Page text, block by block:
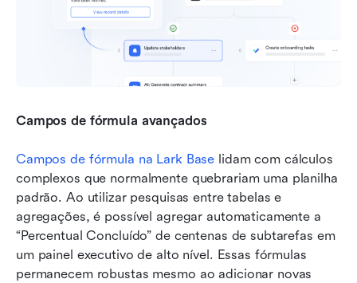
Campos de fórmula avançados
Campos de fórmula na Lark Base lidam com cálculos
complexos que normalmente quebrariam uma planilha
padrão. Ao utilizar pesquisas entre tabelas e
agregações, é possível agregar automaticamente a
“Percentual Concluído” de centenas de subtarefas em
um painel executivo de alto nível. Essas fórmulas
permanecem robustas mesmo ao adicionar novas